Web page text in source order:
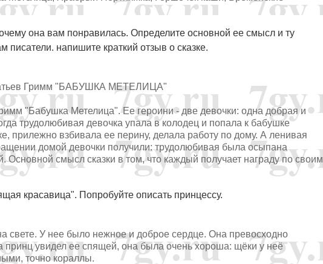
она вам понравилась. Определите основной ее смысл и ту
писатели. напишите краткий отзыв о сказке.
"БАБУШКА МЕТЕЛИЦА"
"Бабушка Метелица". Ее героини - две девочки: одна добрая и
трудолюбивая девочка упала в колодец и попала к бабушке
прилежно взбивала ее перину, делала работу по дому. А ленивая
домой девочки получили: трудолюбивая была осыпана
Основной смысл сказки в том, что каждый получает награду по своим
красавица". Попробуйте описать принцессу.
свете. У нее было нежное и доброе сердце. Она превосходно
принц увидел ее спящей, она была очень хороша: щёки у неё
точно кораллы.